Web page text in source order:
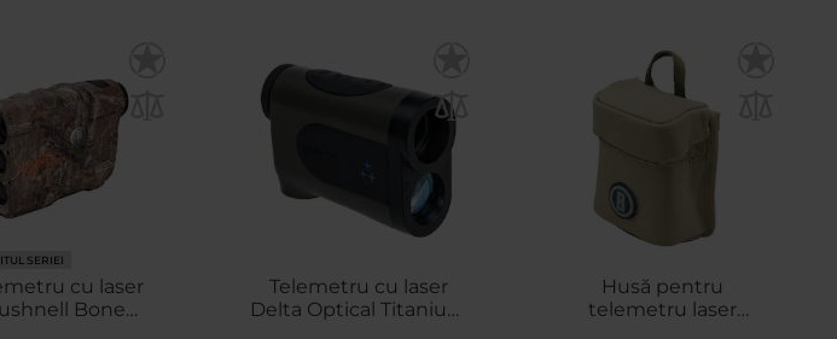
SERIEI
cu laser
Bone
Telemetru cu laser
Delta Optical Titanium
Husă pentru
telemetru laser